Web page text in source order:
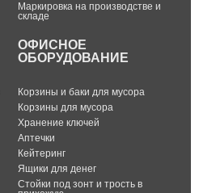
Маркировка на производстве и
складе
ОФИСНОЕ
ОБОРУДОВАНИЕ
Корзины и баки для мусора
Корзины для мусора
Хранение ключей
Аптечки
Кейтеринг
Ящики для денег
Стойки под зонт и трость в